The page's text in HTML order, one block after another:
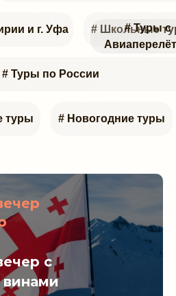
и г. Уфа
# Новогодние туры
туры
# Школьные
# Туры с
# Туры по России
с